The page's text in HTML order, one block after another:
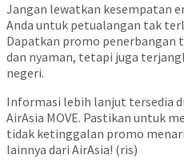
Jangan lewatkan kesempatan
Anda untuk petualangan tak
Dapatkan promo penerbangan
dan nyaman, tetapi juga
negeri.
Informasi lebih lanjut tersedia
AirAsia MOVE. Pastikan untuk
tidak ketinggalan promo
lainnya dari AirAsia! (ris)